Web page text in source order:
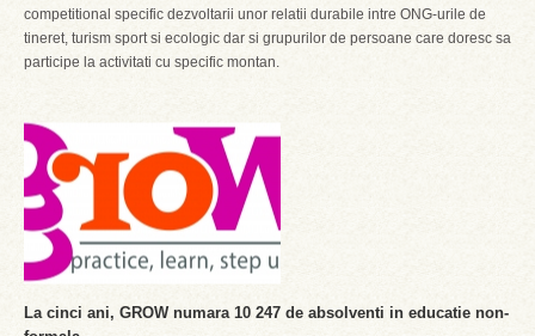
competitional specific dezvoltarii unor relatii durabile intre ONG-urile de
tineret, turism sport si ecologic dar si grupurilor de persoane care doresc sa
participe la activitati cu specific montan.
La cinci ani, GROW numara 10 247 de absolventi in educatie non-